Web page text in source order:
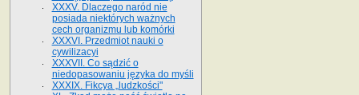
XXXV. Dlaczego naród nie
posiada niektórych ważnych
cech organizmu lub komórki
XXXVI. Przedmiot nauki o
cywilizacyi
XXXVII. Co sądzić o
niedopasowaniu języka do myśli
XXXIX. Fikcya „ludzkości"